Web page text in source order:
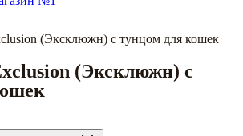
(Эксклюжн) с тунцом для кошек
(Эксклюжн) с